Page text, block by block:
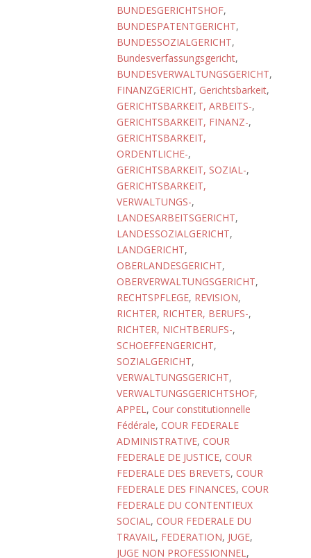
BUNDESGERICHTSHOF,
BUNDESPATENTGERICHT,
BUNDESSOZIALGERICHT,
Bundesverfassungsgericht,
BUNDESVERWALTUNGSGERICHT,
FINANZGERICHT, Gerichtsbarkeit,
GERICHTSBARKEIT, ARBEITS-,
GERICHTSBARKEIT, FINANZ-,
GERICHTSBARKEIT,
ORDENTLICHE-,
GERICHTSBARKEIT, SOZIAL-,
GERICHTSBARKEIT,
VERWALTUNGS-,
LANDESARBEITSGERICHT,
LANDESSOZIALGERICHT,
LANDGERICHT,
OBERLANDESGERICHT,
OBERVERWALTUNGSGERICHT,
RECHTSPFLEGE, REVISION,
RICHTER, RICHTER, BERUFS-,
RICHTER, NICHTBERUFS-,
SCHOEFFENGERICHT,
SOZIALGERICHT,
VERWALTUNGSGERICHT,
VERWALTUNGSGERICHTSHOF,
APPEL, Cour constitutionnelle
Fédérale, COUR FEDERALE
ADMINISTRATIVE, COUR
FEDERALE DE JUSTICE, COUR
FEDERALE DES BREVETS, COUR
FEDERALE DES FINANCES, COUR
FEDERALE DU CONTENTIEUX
SOCIAL, COUR FEDERALE DU
TRAVAIL, FEDERATION, JUGE,
JUGE NON PROFESSIONNEL,